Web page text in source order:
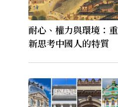
耐心、權力與環境：重
新思考中國人的特質